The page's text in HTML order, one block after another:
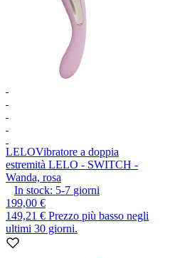
LELOVibratore a doppia
estremità LELO - SWITCH -
Wanda, rosa
In stock: 5-7 giorni
199,00 €
149,21 € Prezzo più basso negli
ultimi 30 giorni.